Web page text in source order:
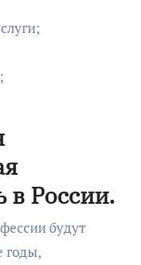
в России.
будут
годы,